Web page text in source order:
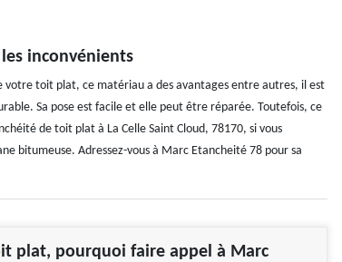
inconvénients
votre toit plat, ce matériau a des avantages entre autres, il est
Sa pose est facile et elle peut être réparée. Toutefois, ce
de toit plat à La Celle Saint Cloud, 78170, si vous
bitumeuse. Adressez-vous à Marc Etancheité 78 pour sa
plat, pourquoi faire appel à Marc